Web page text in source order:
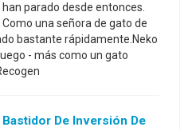
han parado desde entonces.
Como una señora de gato de
bastante rápidamente.Neko
- más como un gato
Bastidor De Inversión De